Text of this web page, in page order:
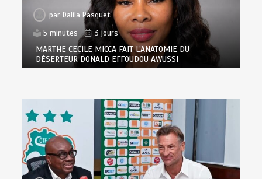
par Dalila Pasquet
5 minutes
3 jours
MARTHE CECILE MICCA FAIT L’ANATOMIE DU
DÉSERTEUR DONALD EFFOUDOU AWUSSI